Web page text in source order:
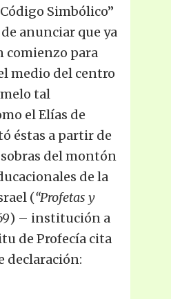
Simbólico”
anunciar que ya
comienzo para
medio del centro
tal
el Elías de
éstas a partir de
del montón
de la
(“Profetas y
) – institución a
de Profecía cita
declaración: